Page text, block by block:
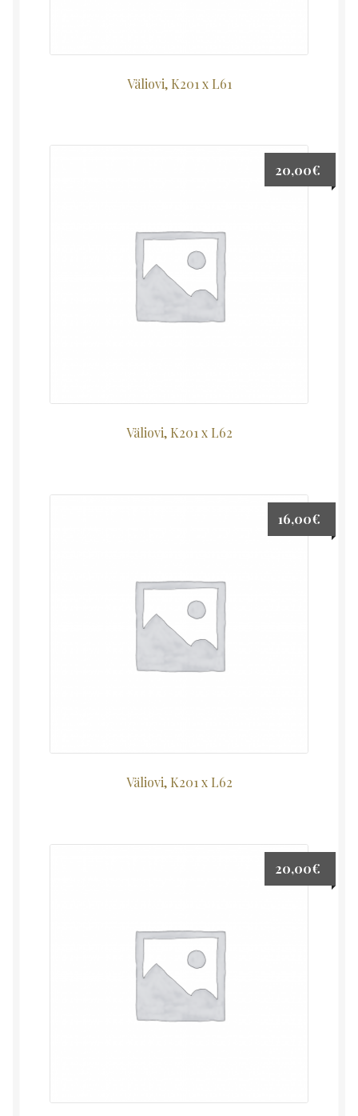
Väliovi, K201 x L61
Väliovi, K201 x L62
20,00€
Väliovi, K201 x L62
16,00€
20,00€